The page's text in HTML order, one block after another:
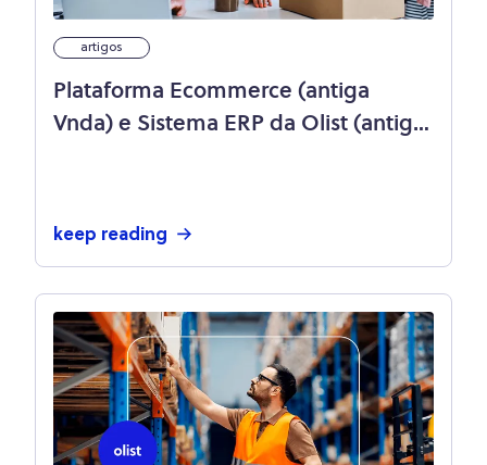
artigos
Plataforma Ecommerce (antiga
Vnda) e Sistema ERP da Olist (antigo
keep reading